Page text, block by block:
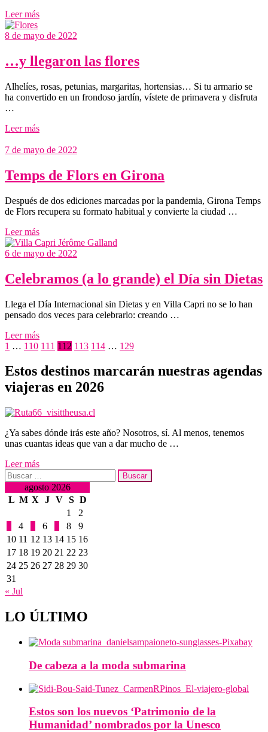
Leer más
8 de mayo de 2022
…y llegaron las flores
Alhelíes, rosas, petunias, margaritas, hortensias… Si tu armario se
ha convertido en un frondoso jardín, vístete de primavera y disfruta
…
Leer más
7 de mayo de 2022
Temps de Flors en Girona
Después de dos ediciones marcadas por la pandemia, Girona Temps
de Flors recupera su formato habitual y convierte la ciudad …
Leer más
6 de mayo de 2022
Celebramos (a lo grande) el Día sin Dietas
Llega el Día Internacional sin Dietas y en Villa Capri no se lo han
pensado dos veces para celebrarlo: creando …
Leer más
Paginación
de
entradas
1 … 110 111 112 113 114 … 129
Estos destinos marcarán nuestras agendas
viajeras en 2026
¿Ya sabes dónde irás este año? Nosotros, sí. Al menos, tenemos
unas cuantas ideas que van a dar mucho de …
Leer más
Buscar:
agosto 2026
L M X J V S D
1
2
4 6 8
9
10 11 12 13 14 15 16
17 18 19 20 21 22 23
24 25 26 27 28 29 30
31
« Jul
LO ÚLTIMO
De cabeza a la moda submarina
Estos son los nuevos ‘Patrimonio de la
Humanidad’ nombrados por la Unesco